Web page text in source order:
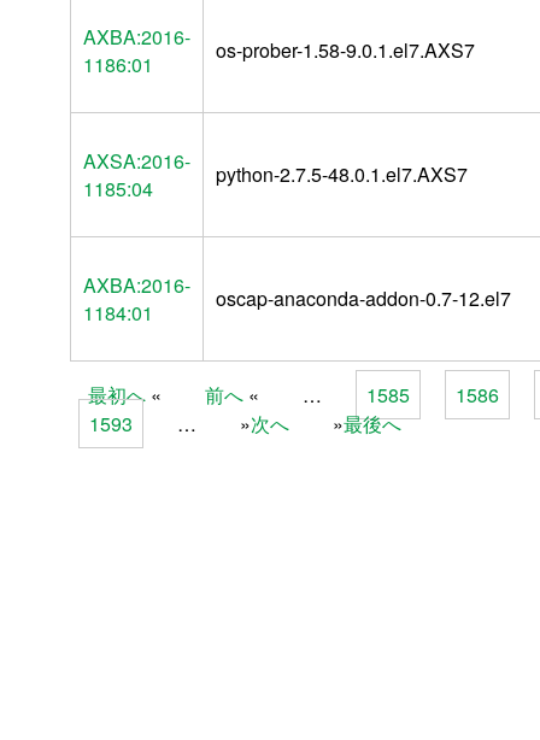
AXBA:2016-
1186:01
os-prober-1.58-9.0.1.el7.AXS7
AXSA:2016-
1185:04
python-2.7.5-48.0.1.el7.AXS7
AXBA:2016-
1184:01
oscap-anaconda-addon-0.7-12.el7
Pages
最初へ 前へ … 1585
1586
1593
… 次へ 最後へ